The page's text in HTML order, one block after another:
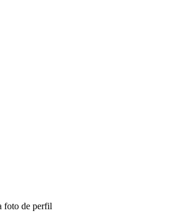
foto de perfil